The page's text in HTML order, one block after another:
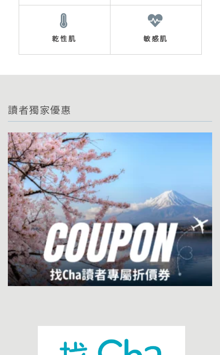
乾性肌 敏感肌
讀者獨家優惠